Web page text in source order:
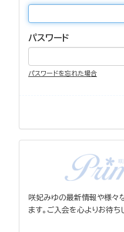
パスワード
パスワードを忘れた場合
咲妃みゆの最新情報や様々
ます。ご入会を心よりお待ち